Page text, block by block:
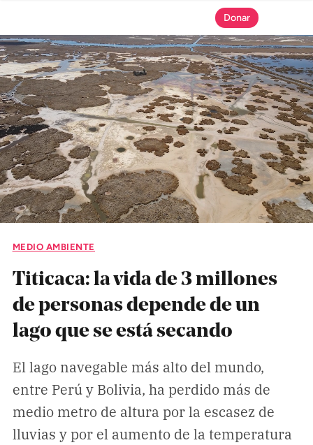
SECCIONES
Inicio
Noticias
Especiales
Nosotros
Comprueba
Climatopedia
Medio ambiente
Salud mental
Género
Sobremesa
Donar
MEDIO AMBIENTE
Titicaca: la vida de 3 millones
de personas depende de un
lago que se está secando
El lago navegable más alto del mundo,
entre Perú y Bolivia, ha perdido más de
medio metro de altura por la escasez de
lluvias y por el aumento de la temperatura